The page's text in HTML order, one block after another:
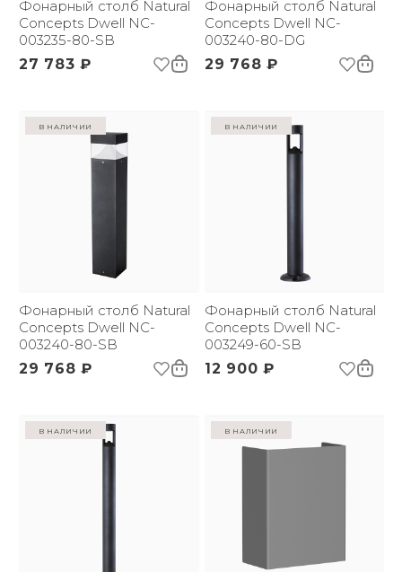
Фонарный столб Natural
Concepts Dwell NC-
003235-80-SB
27 783 ₽
Фонарный столб Natural
Concepts Dwell NC-
003240-80-DG
29 768 ₽
в наличии
Фонарный столб Natural
Concepts Dwell NC-
003240-80-SB
29 768 ₽
в наличии
Фонарный столб Natural
Concepts Dwell NC-
003249-60-SB
12 900 ₽
в наличии в наличии